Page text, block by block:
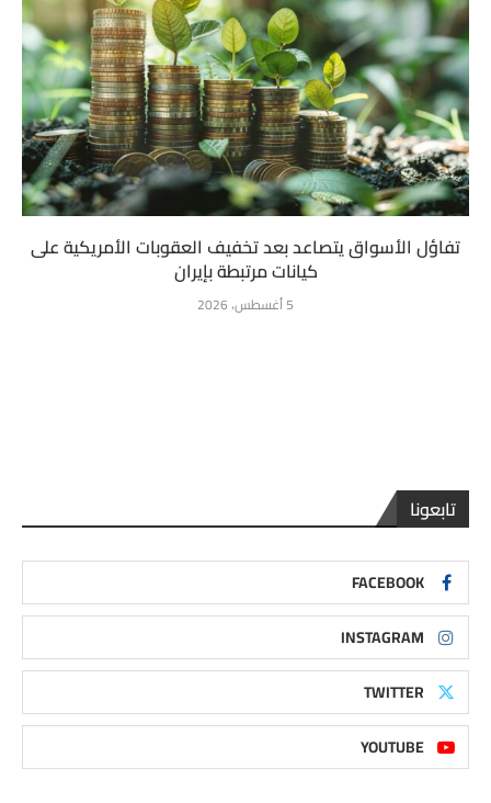
تفاؤل الأسواق يتصاعد بعد تخفيف العقوبات الأمريكية على
كيانات مرتبطة بإيران
5 أغسطس، 2026
تابعونا
FACEBOOK
INSTAGRAM
TWITTER
YOUTUBE